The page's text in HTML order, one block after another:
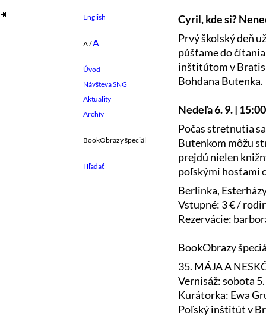
English
A/A
Úvod
Návšteva SNG
Aktuality
Archív
BookObrazy špeciál
Cyril, kde si?
Prvý školský deň
púšťame do
inštitútom v
Bohdana Butenka.
Nedeľa 6. 9. |
Počas stretnutia
Butenkom môžu
prejdú nielen
poľskými hosťami
Berlinka,
Vstupné: 3 € /
Rezervácie:
BookObrazy
35. MÁJA A
Vernisáž: sobota
Kurátorka: Ewa
Poľský inštitút v